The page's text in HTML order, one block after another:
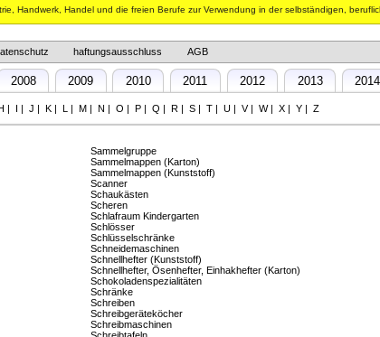
Handwerk, Handel und die freien Berufe zur Verwendung in der selbständigen,
haftungsausschluss AGB
2008 2009 2010 2011 2012 2013 2014
H J K| M N O P| Q R| S| T| U| V| W| X| Y| Z
Sammelgruppe
Sammelmappen (Karton)
Sammelmappen (Kunststoff)
Scanner
Schaukästen
Scheren
Schlafraum Kindergarten
Schlösser
Schlüsselschränke
Schneidemaschinen
Schnellhefter (Kunststoff)
Schnellhefter, Ösenhefter, Einhakhefter (Karton)
Schokoladenspezialitäten
Schränke
Schreiben
Schreibgeräteköcher
Schreibmaschinen